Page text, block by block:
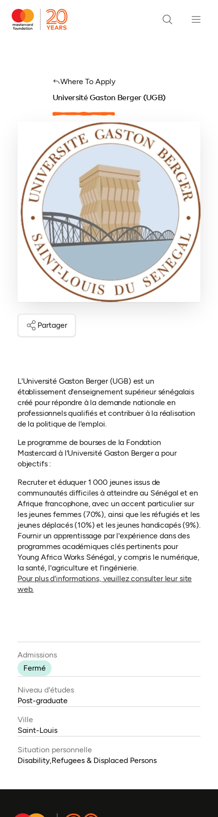
Where To Apply
Université Gaston Berger (UGB)
Partager
L'Université Gaston Berger (UGB) est un
établissement d'enseignement supérieur sénégalais
créé pour répondre à la demande nationale en
professionnels qualifiés et contribuer à la réalisation
de la politique de l'emploi.
Le programme de bourses de la Fondation
Mastercard à l'Université Gaston Berger a pour
objectifs :
Recruter et éduquer 1 000 jeunes issus de
communautés difficiles à atteindre au Sénégal et en
Afrique francophone, avec un accent particulier sur
les jeunes femmes (70%), ainsi que les réfugiés et les
jeunes déplacés (10%) et les jeunes handicapés (9%).
Fournir un apprentissage par l'expérience dans des
programmes académiques clés pertinents pour
Young Africa Works Sénégal, y compris le numérique,
la santé, l'agriculture et l'ingénierie.
Pour plus d'informations, veuillez consulter leur site
web.
Admissions
Fermé
Niveau d'études
Post-graduate
Ville
Saint-Louis
Situation personnelle
Disability,Refugees & Displaced Persons